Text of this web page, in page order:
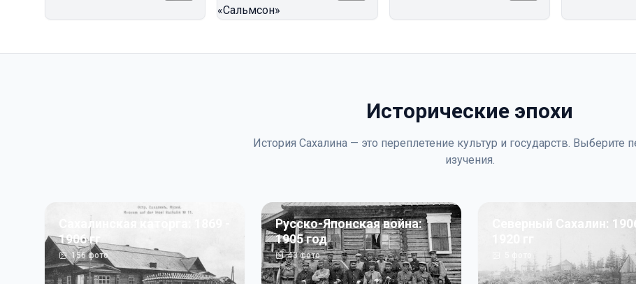
Исторические эпохи
История Сахалина — это переплетение культур и государств. Выберите
изучения.
Сахалинская каторга: 1869 -
1906 гг
156фото
Русско-Японская война:
1905 год
43фото
Северный Сахалин: